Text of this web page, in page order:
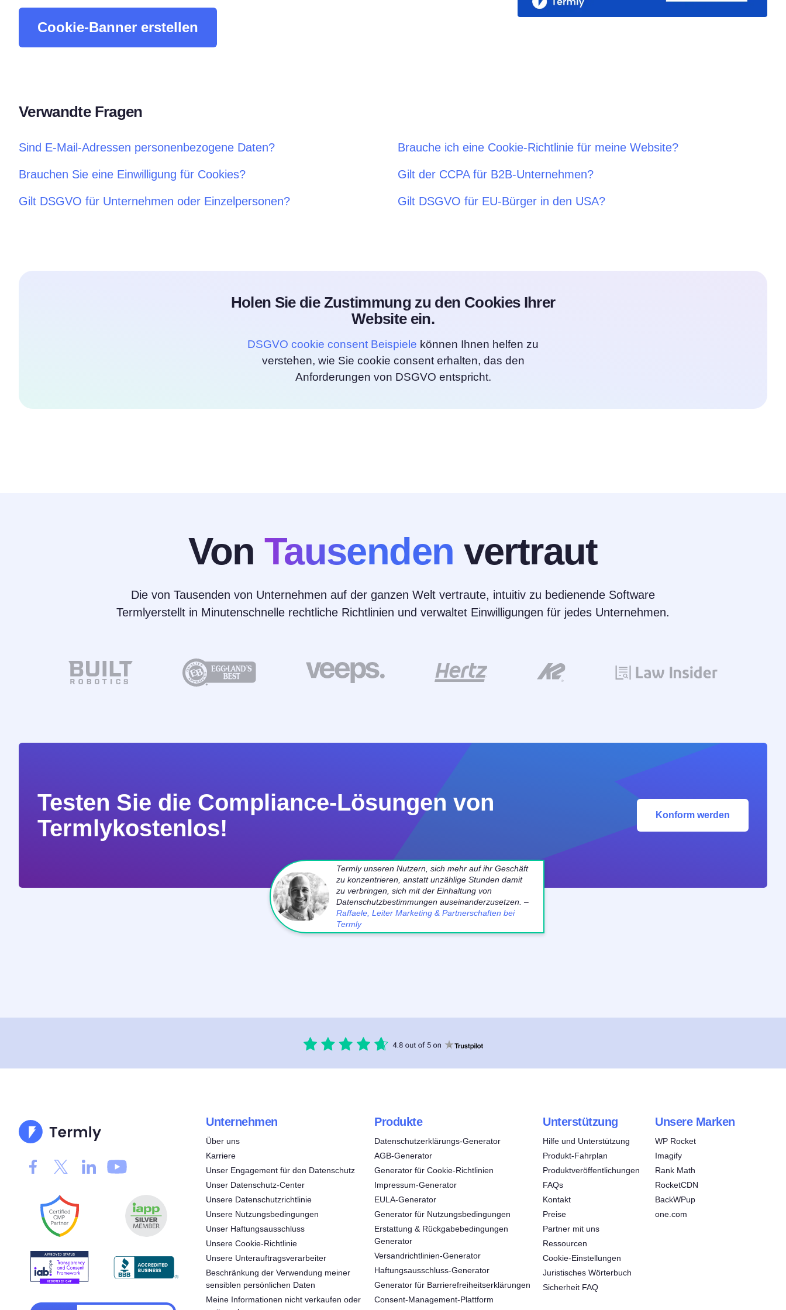
All-in-One-Lösung für das
Cookie-Banner erstellen
Verwandte Fragen
Sind E-Mail-Adressen personenbezogene Daten? Brauche ich eine Cookie-Richtlinie für meine Website?
Brauchen Sie eine Einwilligung für Cookies? Gilt der CCPA für B2B-Unternehmen?
Gilt DSGVO für Unternehmen oder Einzelpersonen? Gilt DSGVO für EU-Bürger in den USA?
Holen Sie die Zustimmung zu den Cookies Ihrer
Website ein.
DSGVO cookie consent Beispiele können Ihnen helfen zu
verstehen, wie Sie cookie consent erhalten, das den
Anforderungen von DSGVO entspricht.
Von Tausenden vertraut
Die von Tausenden von Unternehmen auf der ganzen Welt vertraute, intuitiv zu bedienende Software
Termlyerstellt in Minutenschnelle rechtliche Richtlinien und verwaltet Einwilligungen für jedes Unternehmen.
Testen Sie die Compliance-Lösungen von
Termlykostenlos!
Konform werden
Termly unseren Nutzern, sich mehr auf ihr Geschäft
zu konzentrieren, anstatt unzählige Stunden damit
zu verbringen, sich mit der Einhaltung von
Datenschutzbestimmungen auseinanderzusetzen. –
Raffaele, Leiter Marketing & Partnerschaften bei
Termly
Unternehmen
Über uns
Karriere
Unser Engagement für den Datenschutz
Unser Datenschutz-Center
Unsere Datenschutzrichtlinie
Unsere Nutzungsbedingungen
Unser Haftungsausschluss
Unsere Cookie-Richtlinie
Unsere Unterauftragsverarbeiter
Beschränkung der Verwendung meiner
sensiblen persönlichen Daten
Meine Informationen nicht verkaufen oder
Produkte
Datenschutzerklärungs-Generator
AGB-Generator
Generator für Cookie-Richtlinien
Impressum-Generator
EULA-Generator
Generator für Nutzungsbedingungen
Erstattung & Rückgabebedingungen
Generator
Versandrichtlinien-Generator
Haftungsausschluss-Generator
Generator für Barrierefreiheitserklärungen
Consent‑Management‑Plattform
Unterstützung
Hilfe und Unterstützung
Produkt-Fahrplan
Produktveröffentlichungen
FAQs
Kontakt
Preise
Partner mit uns
Ressourcen
Cookie-Einstellungen
Juristisches Wörterbuch
Sicherheit FAQ
Unsere Marken
WP Rocket
Imagify
Rank Math
RocketCDN
BackWPup
one.com